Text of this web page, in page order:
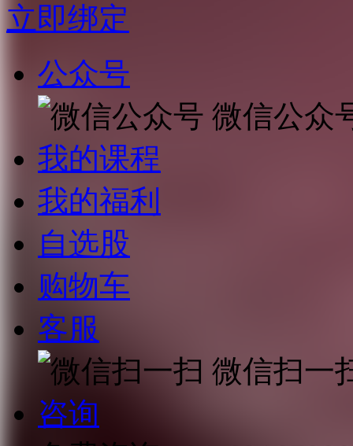
立即绑定
公众号
微信公众
我的课程
我的福利
自选股
购物车
客服
微信扫一
咨询